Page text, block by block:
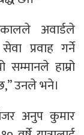
अवार्डले
प्रवाह गर्ने
हाम्रो
उनले भने।
अनुप कुमार